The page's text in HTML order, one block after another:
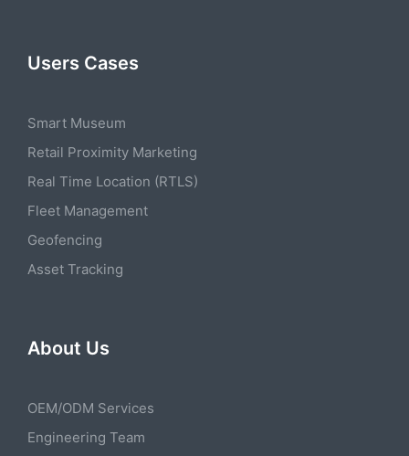
Users Cases
Smart Museum
Retail Proximity Marketing
Real Time Location (RTLS)
Fleet Management
Geofencing
Asset Tracking
About Us
OEM/ODM Services
Engineering Team